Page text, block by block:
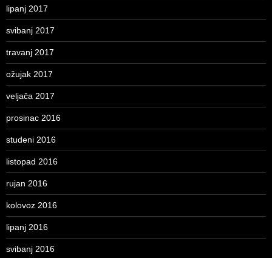
lipanj 2017
svibanj 2017
travanj 2017
ožujak 2017
veljača 2017
prosinac 2016
studeni 2016
listopad 2016
rujan 2016
kolovoz 2016
lipanj 2016
svibanj 2016